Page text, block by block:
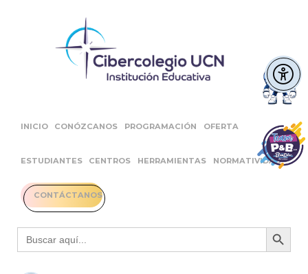
INICIO CONÓZCANOS PROGRAMACIÓN OFERTA
ESTUDIANTES CENTROS HERRAMIENTAS NORMATIVIDAD
CONTÁCTANOS
Buscar: Botón